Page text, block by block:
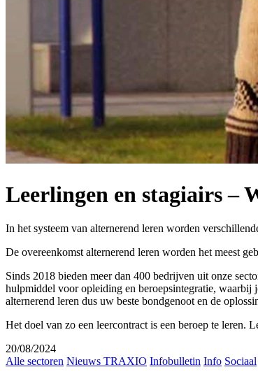
Leerlingen en stagiairs –
In het systeem van alternerend leren worden
De overeenkomst alternerend leren worden het meest
Sinds 2018 bieden meer dan 400 bedrijven uit onze
hulpmiddel voor opleiding en beroepsintegratie, waarbij
alternerend leren dus uw beste bondgenoot en de
Het doel van zo een leercontract is een beroep te leren.
20/08/2024
Alle sectoren Nieuws TRAXIO Infobulletin Info Sociaal